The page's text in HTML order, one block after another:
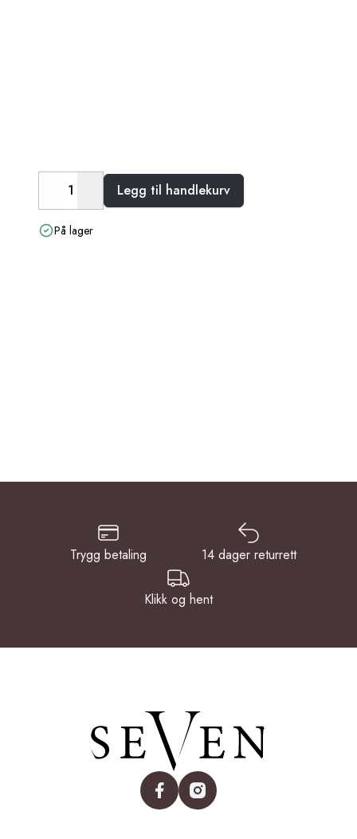
DecreaseIncreaseLegg til handlekurv
På lager
Trygg betaling 14 dager returrett
Klikk og hent
facebookinstagram